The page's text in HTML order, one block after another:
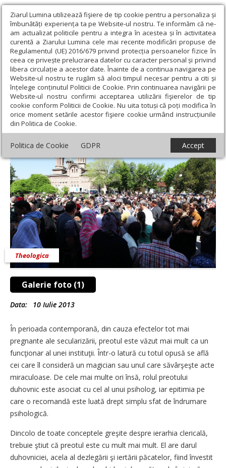
Ziarul Lumina utilizează fişiere de tip cookie pentru a personaliza și
îmbunătăți experiența ta pe Website-ul nostru. Te informăm că ne-
am actualizat politicile pentru a integra în acestea și în activitatea
curentă a Ziarului Lumina cele mai recente modificări propuse de
Regulamentul (UE) 2016/679 privind protecția persoanelor fizice în
ceea ce privește prelucrarea datelor cu caracter personal și privind
libera circulație a acestor date. Înainte de a continua navigarea pe
Website-ul nostru te rugăm să aloci timpul necesar pentru a citi și
înțelege conținutul Politicii de Cookie. Prin continuarea navigării pe
Website-ul nostru confirmi acceptarea utilizării fişierelor de tip
cookie conform Politicii de Cookie. Nu uita totuși că poți modifica în
orice moment setările acestor fişiere cookie urmând instrucțiunile
din Politica de Cookie.
Politica de Cookie GDPR Accept
Ziarul Lumina › Teologie și spiritualitate › Theologica › Duhovnic
sau psiholog?
Duhovnic sau psiholog?
Galerie foto (1)
Theologica
Data: 10 Iulie 2013
În perioada contemporană, din cauza efectelor tot mai
pregnante ale secularizării, preotul este văzut mai mult ca un
funcţionar al unei instituţii. Într-o latură cu totul opusă se află
cei care îl consideră un magician sau unul care săvârşeşte acte
miraculoase. De cele mai multe ori însă, rolul preotului
duhovnic este asociat cu cel al unui psiholog, iar epitimia pe
care o recomandă este luată drept simplu sfat de îndrumare
psihologică.
Dincolo de toate conceptele greşite despre ierarhia clericală,
trebuie ştiut că preotul este cu mult mai mult. El are darul
duhovniciei, acela al dezlegării şi iertării păcatelor, fiind învestit